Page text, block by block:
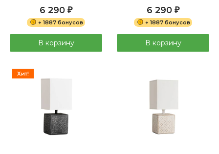
6 290 ₽
+ 1887 бонусов
В корзину
6 290 ₽
+ 1887 бонусов
В корзину
Хит!